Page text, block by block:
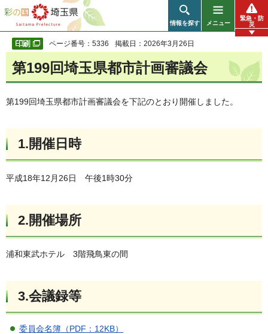
彩の国 埼玉県
情報を探す メニュー
緊急・防
災
ページ番号：5336 掲載日：2026年3月26日
第199回埼玉県都市計画審議会
第199回埼玉県都市計画審議会を下記のとおり開催しました。
1.開催日時
平成18年12月26日 午後1時30分
2.開催場所
浦和東武ホテル 3階飛鳥東の間
3.会議録等
委員会名簿（PDF：12KB）